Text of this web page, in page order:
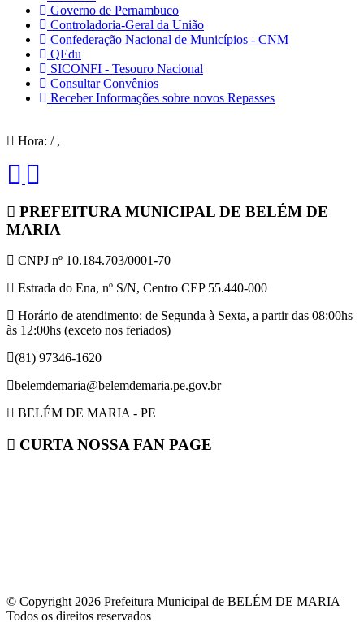
Governo de Pernambuco
Controladoria-Geral da União
Confederação Nacional de Municípios - CNM
QEdu
SICONFI - Tesouro Nacional
Consultar Convênios
Receber Informações sobre novos Repasses
Hora: / ,
PREFEITURA MUNICIPAL DE BELÉM DE
MARIA
CNPJ nº 10.184.703/0001-70
Estrada do Ena, nº S/N, Centro CEP 55.440-000
Horário de atendimento: de Segunda à Sexta, a partir das 08:00hs
às 12:00hs (exceto nos feriados)
(81) 97346-1620
belemdemaria@belemdemaria.pe.gov.br
BELÉM DE MARIA - PE
CURTA NOSSA FAN PAGE
© Copyright 2026 Prefeitura Municipal de BELÉM DE MARIA |
Todos os direitos reservados